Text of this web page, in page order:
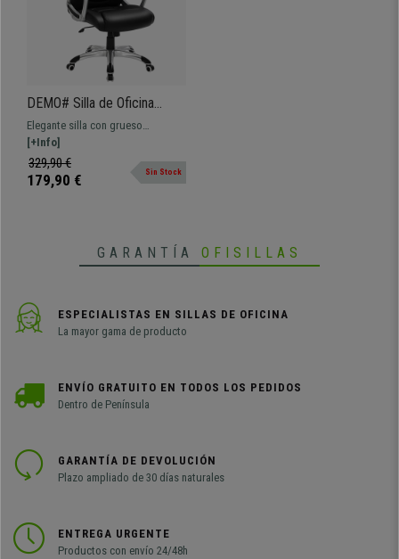
DEMO# Silla de Oficina
ASLAN, Grueso Acolchado,
Elegantes Costuras, Piel
Negra
Elegante silla con grueso
acolchado y respaldo ergonómico.
Materiales resistentes, en piel con
costuras y con ruedas de goma
[+Info]
329,90 €
179,90 € Sin Stock
GARANTÍA OFISILLAS
ESPECIALISTAS EN SILLAS DE OFICINA
La mayor gama de producto
ENVÍO GRATUITO EN TODOS LOS PEDIDOS
Dentro de Península
GARANTÍA DE DEVOLUCIÓN
Plazo ampliado de 30 días naturales
ENTREGA URGENTE
Productos con envío 24/48h